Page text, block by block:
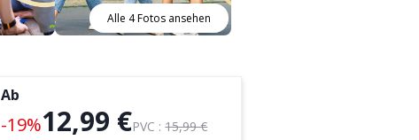
Alle 4 Fotos ansehen
Ab
-19%12,99 €PVC :15,99 €